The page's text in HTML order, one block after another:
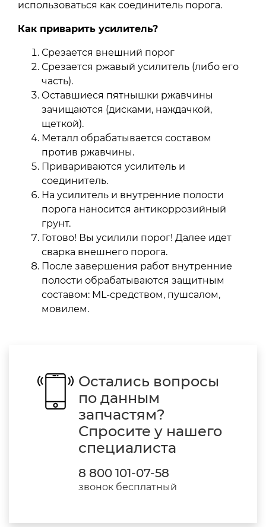
использоваться как соединитель порога.
Как приварить усилитель?
Срезается внешний порог
Срезается ржавый усилитель (либо его
часть).
Оставшиеся пятнышки ржавчины
зачищаются (дисками, наждачкой,
щеткой).
Металл обрабатывается составом
против ржавчины.
Привариваются усилитель и
соединитель.
На усилитель и внутренние полости
порога наносится антикоррозийный
грунт.
Готово! Вы усилили порог! Далее идет
сварка внешнего порога.
После завершения работ внутренние
полости обрабатываются защитным
составом: ML-средством, пушсалом,
мовилем.
Остались вопросы
по данным
запчастям?
Спросите у нашего
специалиста
8 800 101-07-58
звонок бесплатный